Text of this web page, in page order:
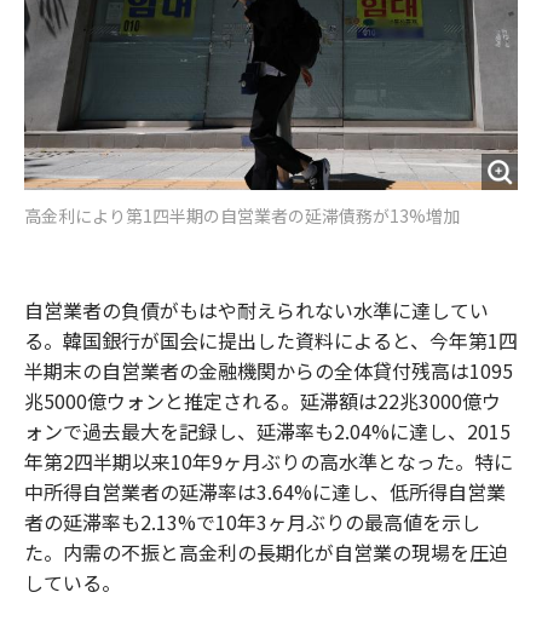
高金利により第1四半期の自営業者の延滞債務が13%増加
自営業者の負債がもはや耐えられない水準に達してい
る。韓国銀行が国会に提出した資料によると、今年第1四
半期末の自営業者の金融機関からの全体貸付残高は1095
兆5000億ウォンと推定される。延滞額は22兆3000億ウ
ォンで過去最大を記録し、延滞率も2.04%に達し、2015
年第2四半期以来10年9ヶ月ぶりの高水準となった。特に
中所得自営業者の延滞率は3.64%に達し、低所得自営業
者の延滞率も2.13%で10年3ヶ月ぶりの最高値を示し
た。内需の不振と高金利の長期化が自営業の現場を圧迫
している。